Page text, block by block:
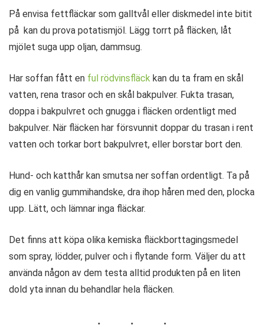
På envisa fettfläckar som galltvål eller diskmedel inte bitit
på kan du prova potatismjöl. Lägg torrt på fläcken, låt
mjölet suga upp oljan, dammsug.
Har soffan fått en ful rödvinsfläck kan du ta fram en skål
vatten, rena trasor och en skål bakpulver. Fukta trasan,
doppa i bakpulvret och gnugga i fläcken ordentligt med
bakpulver. När fläcken har försvunnit doppar du trasan i rent
vatten och torkar bort bakpulvret, eller borstar bort den.
Hund- och katthår kan smutsa ner soffan ordentligt. Ta på
dig en vanlig gummihandske, dra ihop håren med den, plocka
upp. Lätt, och lämnar inga fläckar.
Det finns att köpa olika kemiska fläckborttagingsmedel
som spray, lödder, pulver och i flytande form. Väljer du att
använda någon av dem testa alltid produkten på en liten
dold yta innan du behandlar hela fläcken.